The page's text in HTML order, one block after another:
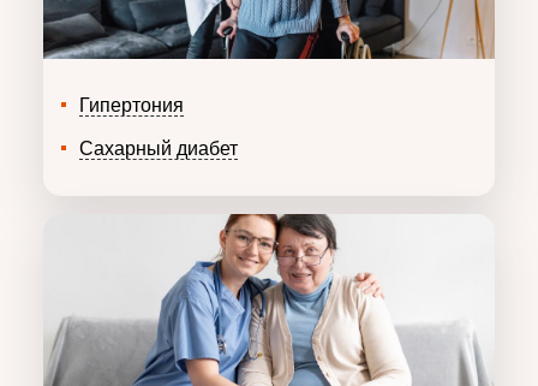
Гипертония
Сахарный диабет